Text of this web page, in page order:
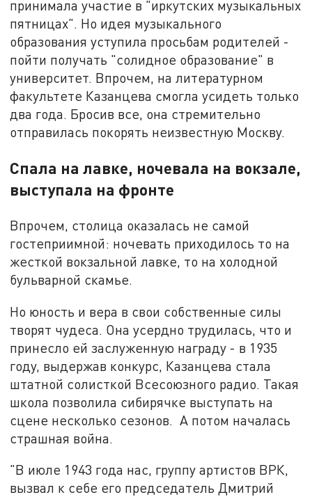
принимала участие в "иркутских музыкальных
пятницах". Но идея музыкального
образования уступила просьбам родителей -
пойти получать "солидное образование" в
университет. Впрочем, на литературном
факультете Казанцева смогла усидеть только
два года. Бросив все, она стремительно
отправилась покорять неизвестную Москву.
Спала на лавке, ночевала на вокзале,
выступала на фронте
Впрочем, столица оказалась не самой
гостеприимной: ночевать приходилось то на
жесткой вокзальной лавке, то на холодной
бульварной скамье.
Но юность и вера в свои собственные силы
творят чудеса. Она усердно трудилась, что и
принесло ей заслуженную награду - в 1935
году, выдержав конкурс, Казанцева стала
штатной солисткой Всесоюзного радио. Такая
школа позволила сибирячке выступать на
сцене несколько сезонов. А потом началась
страшная война.
"В июле 1943 года нас, группу артистов ВРК,
вызвал к себе его председатель Дмитрий